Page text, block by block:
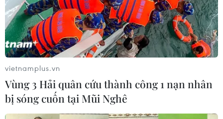
vietnamplus.vn
Vùng 3 Hải quân cứu thành công 1 nạn nhân
bị sóng cuốn tại Mũi Nghê